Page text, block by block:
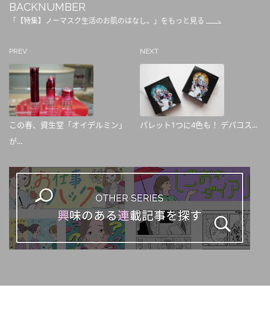
BACKNUMBER
「【特集】ノーマスク生活のお肌のはなし。」をもっと見る
PREV
この春、資生堂「オイデルミン」
が...
NEXT
パレット1つに4色も！ デパコス...